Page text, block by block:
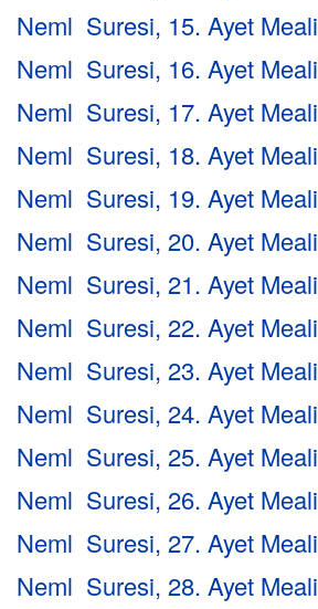
Neml Suresi, 15. Ayet Meali
Neml Suresi, 16. Ayet Meali
Neml Suresi, 17. Ayet Meali
Neml Suresi, 18. Ayet Meali
Neml Suresi, 19. Ayet Meali
Neml Suresi, 20. Ayet Meali
Neml Suresi, 21. Ayet Meali
Neml Suresi, 22. Ayet Meali
Neml Suresi, 23. Ayet Meali
Neml Suresi, 24. Ayet Meali
Neml Suresi, 25. Ayet Meali
Neml Suresi, 26. Ayet Meali
Neml Suresi, 27. Ayet Meali
Neml Suresi, 28. Ayet Meali